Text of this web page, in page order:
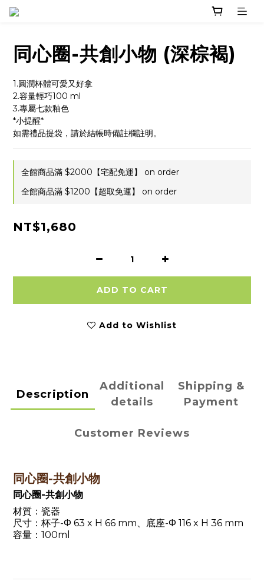
同心圈-共創小物 (深棕褐)
1.圓潤杯體可愛又好拿
2.容量輕巧100 ml
3.專屬七款釉色
*小提醒*
如需禮品提袋，請於結帳時備註欄註明。
全館商品滿 $2000【宅配免運】 on order
全館商品滿 $1200【超取免運】 on order
NT$1,680
ADD TO CART
Add to Wishlist
Description
Additional
details
Shipping &
Payment
Customer Reviews
同心圈-共創小物
同心圈-共創小物
材質：瓷器
尺寸：杯子-Φ 63 x H 66 mm、底座-Φ 116 x H 36 mm
容量：100ml